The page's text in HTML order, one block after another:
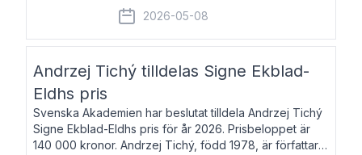
litteraturkritikern Anna Hallberg. Hon
efterträder poeten Tua Forsström på
stol 18 och kommer att ta sitt inträde vid
2026-05-08
Andrzej Tichý tilldelas Signe Ekblad-
Eldhs pris
Svenska Akademien har beslutat tilldela Andrzej Tichý
Signe Ekblad-Eldhs pris för år 2026. Prisbeloppet är
140 000 kronor. Andrzej Tichý, född 1978, är författare